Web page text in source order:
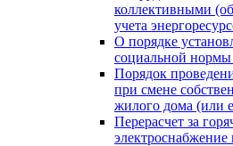
коллективными
учета
О порядке
социальной нормы
Порядок
при смене
жилого дома (или
Перерасчет за